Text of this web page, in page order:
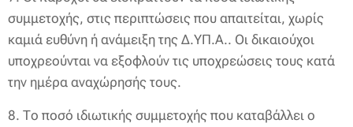
συμμετοχής, στις περιπτώσεις που απαιτείται, χωρίς
καμιά ευθύνη ή ανάμειξη της Δ.ΥΠ.Α.. Οι δικαιούχοι
υποχρεούνται να εξοφλούν τις υποχρεώσεις τους κατά
την ημέρα αναχώρησής τους.
8. Το ποσό ιδιωτικής συμμετοχής που καταβάλλει ο